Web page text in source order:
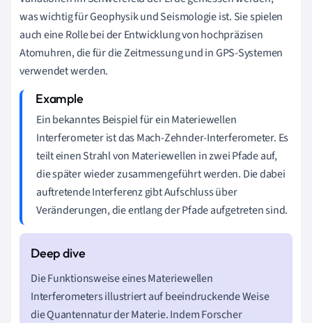
was wichtig für Geophysik und Seismologie ist. Sie spielen
auch eine Rolle bei der Entwicklung von hochpräzisen
Atomuhren, die für die Zeitmessung und in GPS-Systemen
verwendet werden.
Ein bekanntes Beispiel für ein Materiewellen
Interferometer ist das Mach-Zehnder-Interferometer. Es
teilt einen Strahl von Materiewellen in zwei Pfade auf,
die später wieder zusammengeführt werden. Die dabei
auftretende Interferenz gibt Aufschluss über
Veränderungen, die entlang der Pfade aufgetreten sind.
Die Funktionsweise eines Materiewellen
Interferometers illustriert auf beeindruckende Weise
die Quantennatur der Materie. Indem Forscher